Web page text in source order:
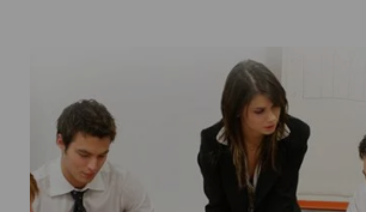
La condición de estudiante empresario ">